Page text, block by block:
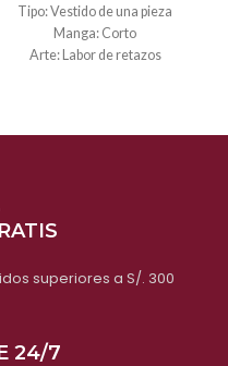
Tipo: Vestido de una pieza
Manga: Corto
Arte: Labor de retazos
superiores a S/. 300
24/7